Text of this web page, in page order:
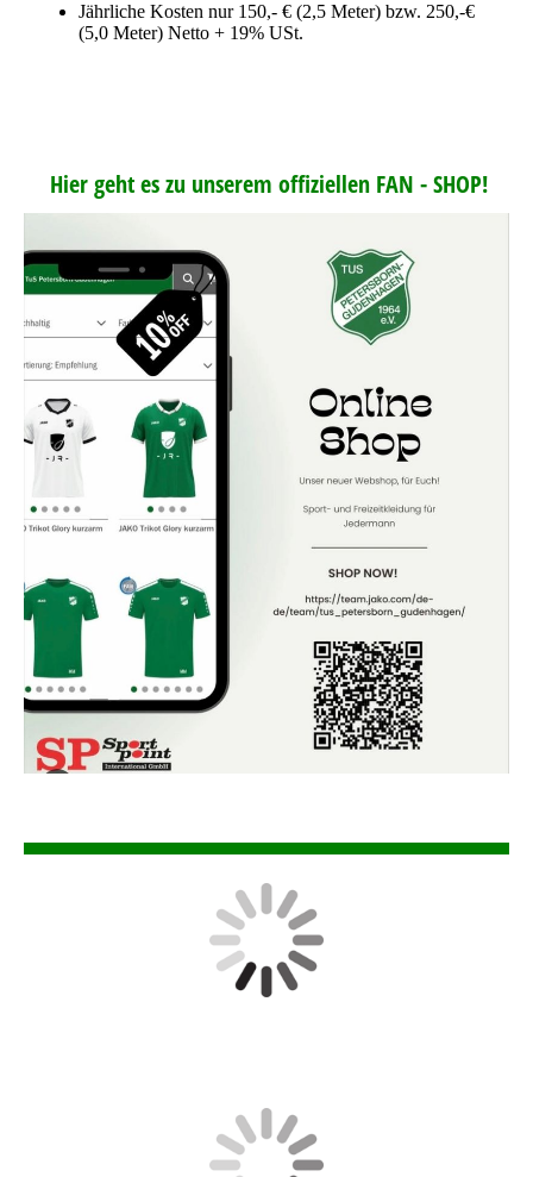
Jährliche Kosten nur 150,- € (2,5 Meter) bzw. 250,-€
(5,0 Meter) Netto + 19% USt.
Hier geht es zu unserem offiziellen FAN - SHOP!